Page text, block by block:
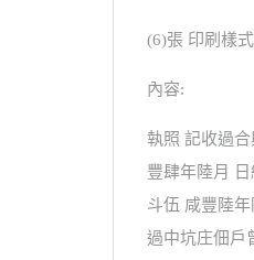
(6)張 印刷樣
內容:
執照 記收過
豐肆年陸月
斗伍 咸豐陸
過中坑庄佃戶